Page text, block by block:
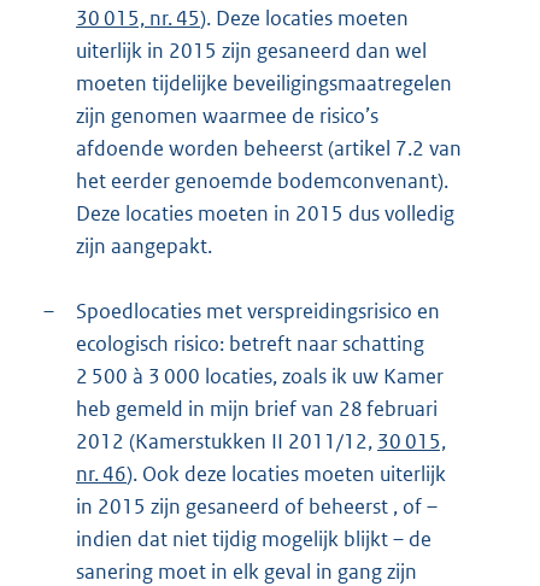
30 015, nr. 45). Deze locaties moeten
uiterlijk in 2015 zijn gesaneerd dan wel
moeten tijdelijke beveiligingsmaatregelen
zijn genomen waarmee de risico’s
afdoende worden beheerst (artikel 7.2 van
het eerder genoemde bodemconvenant).
Deze locaties moeten in 2015 dus volledig
zijn aangepakt.
–
Spoedlocaties met verspreidingsrisico en
ecologisch risico: betreft naar schatting
2 500 à 3 000 locaties, zoals ik uw Kamer
heb gemeld in mijn brief van 28 februari
2012 (Kamerstukken II 2011/12, 30 015,
nr. 46). Ook deze locaties moeten uiterlijk
in 2015 zijn gesaneerd of beheerst , of –
indien dat niet tijdig mogelijk blijkt – de
sanering moet in elk geval in gang zijn